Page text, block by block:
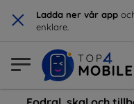
× Ladda ner vår app
enklare.